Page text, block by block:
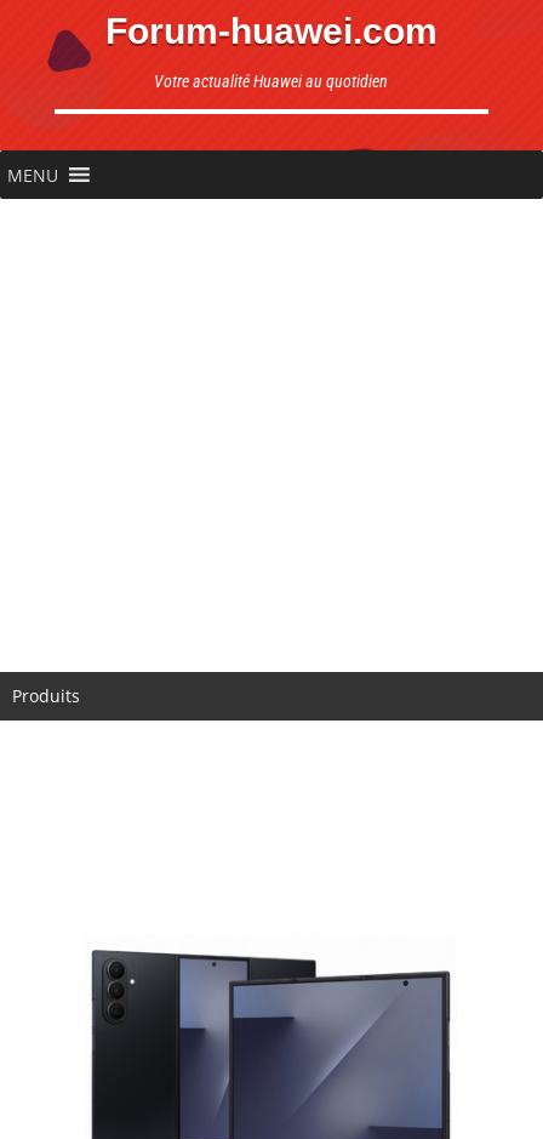
Forum-huawei.com
Votre actualité Huawei au quotidien
MENU
Produits